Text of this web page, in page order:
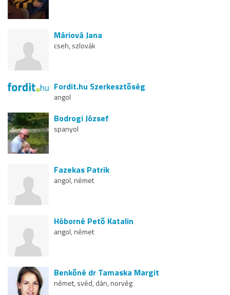
Máriová Jana
cseh, szlovák
Fordit.hu Szerkesztőség
angol
Bodrogi József
spanyol
Fazekas Patrik
angol, német
Hóborné Pető Katalin
angol, német
Benkőné dr Tamaska Margit
német, svéd, dán, norvég